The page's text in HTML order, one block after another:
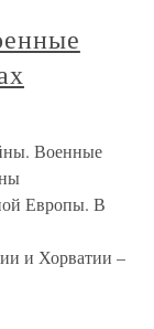
Военные
Европы. В
и Хорватии –